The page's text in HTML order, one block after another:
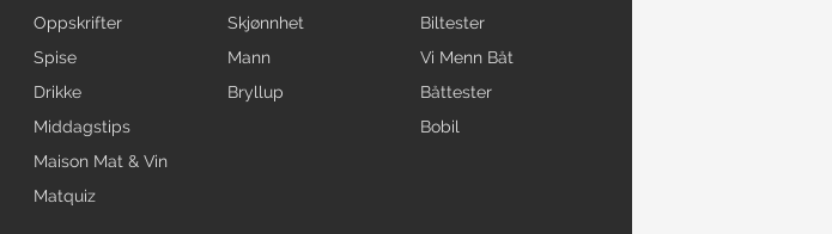
Oppskrifter
Spise
Drikke
Middagstips
Maison Mat & Vin
Matquiz
Skjønnhet
Mann
Bryllup
Biltester
Vi Menn Båt
Båttester
Bobil